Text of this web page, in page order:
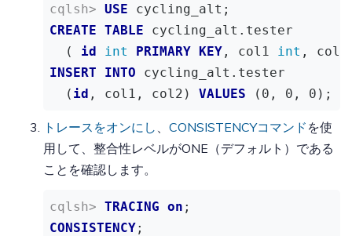
USE cycling_alt;
CREATE TABLE cycling_alt.tester
  (
id int PRIMARY KEY , col1 int ,
INSERT
INTO cycling_alt.tester
  (
id , col1, col2) VALUES ( 0 , 0 , 0 );
トレースをオンにし CONSISTENCYコマンド を使
用して、整合性レベルがONE（デフォルト）である
ことを確認します。
TRACING on ;
CONSISTENCY;